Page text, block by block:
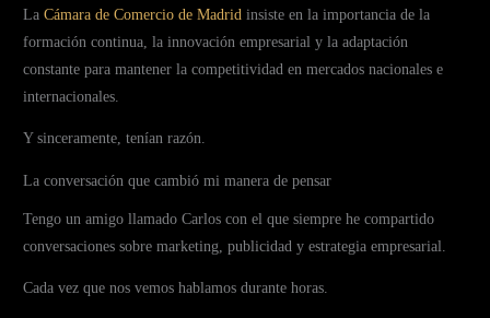
LaCámara de Comercio de Madrid insiste en la importancia de la
formación continua, la innovación empresarial y la adaptación
constante para mantener la competitividad en mercados nacionales e
internacionales.
Y sinceramente, tenían razón.
La conversación que cambió mi manera de pensar
Tengo un amigo llamado Carlos con el que siempre he compartido
conversaciones sobre marketing, publicidad y estrategia empresarial.
Cada vez que nos vemos hablamos durante horas.